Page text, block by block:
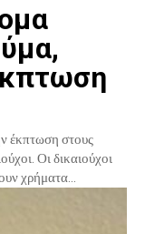
έκπτωση στους
χρήματα...